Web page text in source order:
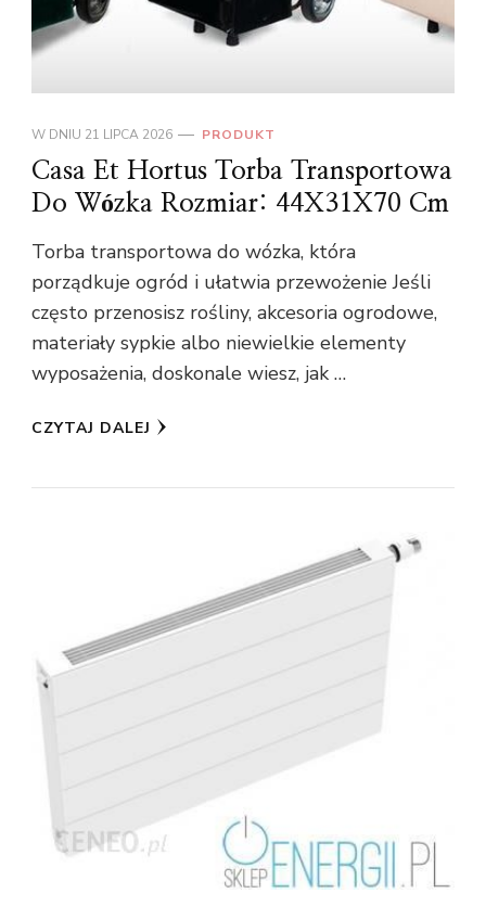
W DNIU 21 LIPCA 2026 PRODUKT
Casa Et Hortus Torba Transportowa
Do Wózka Rozmiar: 44X31X70 Cm
Torba transportowa do wózka, która
porządkuje ogród i ułatwia przewożenie Jeśli
często przenosisz rośliny, akcesoria ogrodowe,
materiały sypkie albo niewielkie elementy
wyposażenia, doskonale wiesz, jak …
CZYTAJ DALEJ